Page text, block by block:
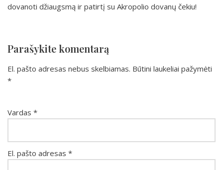
dovanoti džiaugsmą ir patirtį su Akropolio dovanų čekiu!
Parašykite komentarą
El. pašto adresas nebus skelbiamas. Būtini laukeliai pažymėti
*
Vardas *
El. pašto adresas *